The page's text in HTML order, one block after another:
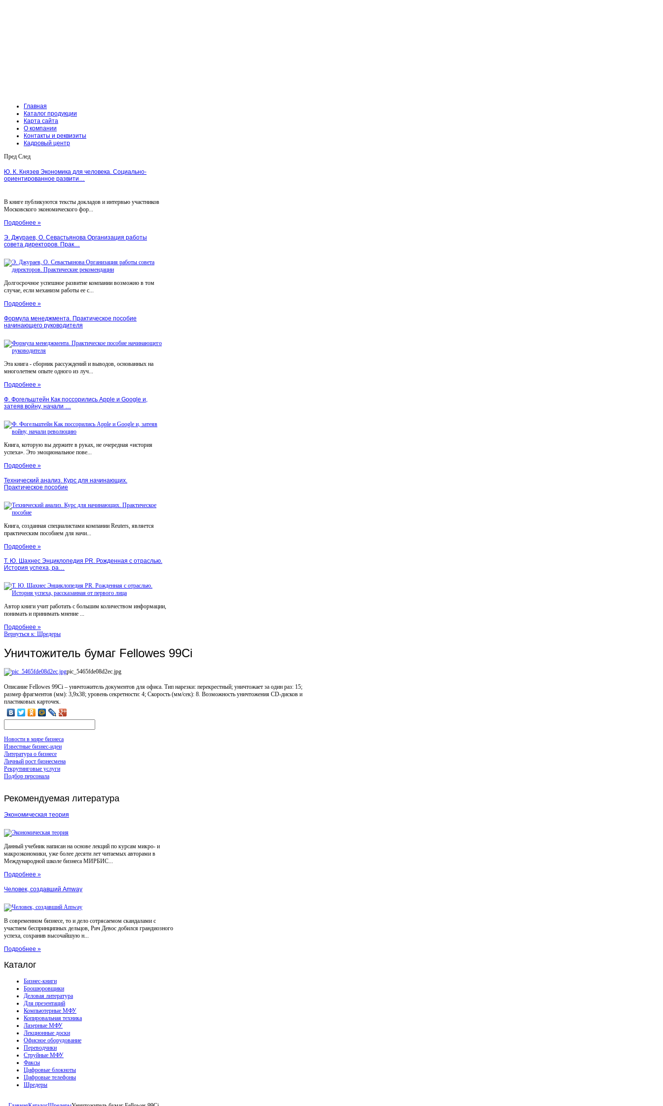
Главная
Каталог продукции
Карта сайта
О компании
Контакты и реквизиты
Кадровый центр
Пред След
Ю. К. Князев Экономика для человека. Социально-
ориентированное развити…
В книге публикуются тексты докладов и интервью участников
Московского экономического фор...
Подробнее »
Э. Джураев, О. Севастьянова Организация работы
совета директоров. Прак…
Долгосрочное успешное развитие компании возможно в том
случае, если механизм работы ее с...
Подробнее »
Формула менеджмента. Практическое пособие
начинающего руководителя
Эта книга - сборник рассуждений и выводов, основанных на
многолетнем опыте одного из луч...
Подробнее »
Ф. Фогельштейн Как поссорились Apple и Google и,
затеяв войну, начали …
Книга, которую вы держите в руках, не очередная «история
успеха». Это эмоциональное пове...
Подробнее »
Технический анализ. Курс для начинающих.
Практическое пособие
Книга, созданная специалистами компании Reuters, является
практическим пособием для начи...
Подробнее »
Т. Ю. Шахнес Энциклопедия PR. Рожденная с отраслью.
История успеха, ра…
Автор книги учит работать с большим количеством информации,
понимать и принимать мнение ...
Подробнее »
Вернуться к: Шредеры
Уничтожитель бумаг Fellowes 99Ci
pic_5465fde08d2ec.jpg
Описание Fellowes 99Ci – уничтожитель документов для офиса. Тип нарезки: перекрестный; уничтожает за один раз: 15;
размер фрагментов (мм): 3,9х38; уровень секретности: 4; Скорость (мм/сек): 8. Возможность уничтожения CD-дисков и
пластиковых карточек.
Новости в мире бизнеса
Известные бизнес-идеи
Литература о бизнесе
Личный рост бизнесмена
Рекрутинговые услуги
Подбор персонала
Рекомендуемая литература
Экономическая теория
Данный учебник написан на основе лекций по курсам микро- и
макроэкономики, уже более десяти лет читаемых авторами в
Международной школе бизнеса МИРБИС...
Подробнее »
Человек, создавший Amway
В современном бизнесе, то и дело сотрясаемом скандалами с
участием беспринципных дельцов, Рич Девос добился грандиозного
успеха, сохранив высочайшую н...
Подробнее »
Каталог
Бизнес-книги
Брошюровщики
Деловая литература
Для презентаций
Компьютерные МФУ
Копировальная техника
Лазерные МФУ
Лекционные доски
Офисное оборудование
Переводчики
Струйные МФУ
Факсы
Цифровые блокноты
Цифровые телефоны
Шредеры